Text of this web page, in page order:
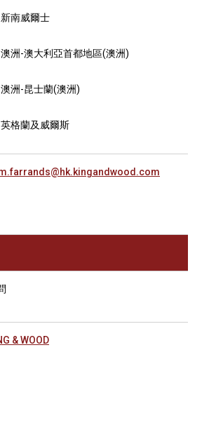
新南威爾士
澳洲-澳大利亞首都地區(澳洲)
澳洲-昆士蘭(澳洲)
英格蘭及威爾斯
& WOOD